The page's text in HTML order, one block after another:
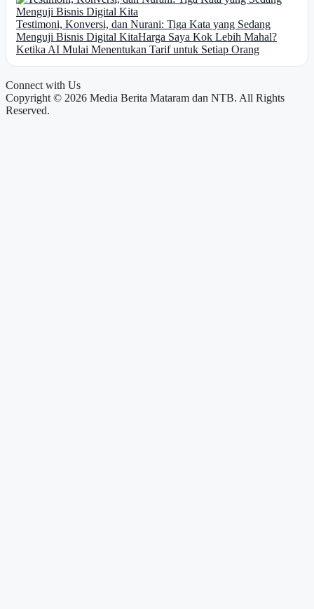
Testimoni, Konversi, dan Nurani: Tiga Kata yang Sedang
Menguji Bisnis Digital KitaHarga Saya Kok Lebih Mahal?
Ketika AI Mulai Menentukan Tarif untuk Setiap Orang
Connect with Us
Copyright © 2026 Media Berita Mataram dan NTB. All Rights
Reserved.